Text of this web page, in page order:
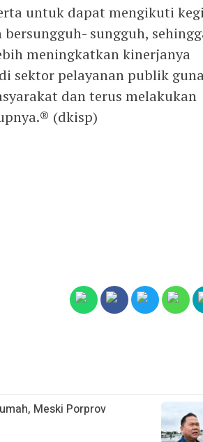
untuk dapat mengikuti
sungguh,
meningkatkan kinerjanya
sektor pelayanan publik guna
dan terus melakukan
(dkisp)
Meski Porprov